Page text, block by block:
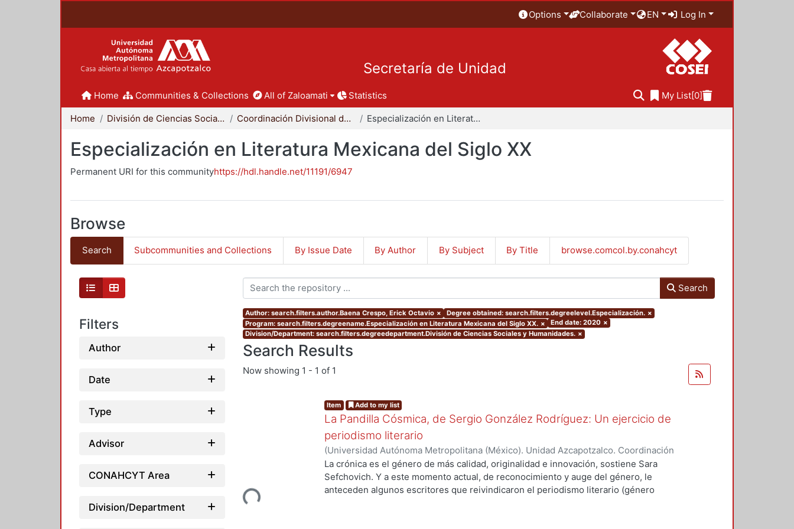
Options Collaborate EN Log In
Secretaría de Unidad
Home Communities & Collections All of Zaloamati Statistics My List[0]
Home División de Ciencias Sociales y Humanidades Coordinación Divisional de Posgrado Especialización en Literatura Mexicana del Siglo XX
Especialización en Literatura Mexicana del Siglo XX
Permanent URI for this communityhttps://hdl.handle.net/11191/6947
Browse
Search Subcommunities and Collections By Issue Date By Author By Subject By Title browse.comcol.by.conahcyt
Filters
Author
Date
Type
Advisor
CONAHCYT Area
Division/Department
Search
Author: search.filters.author.Baena Crespo, Erick Octavio × Degree obtained: search.filters.degreelevel.Especialización. ×
Program: search.filters.degreename.Especialización en Literatura Mexicana del Siglo XX. × End date: 2020 ×
Division/Department: search.filters.degreedepartment.División de Ciencias Sociales y Humanidades. ×
Search Results
Now showing 1 - 1 of 1
Loading...
Item Add to my list
La Pandilla Cósmica, de Sergio González Rodríguez: Un ejercicio de
periodismo literario
(Universidad Autónoma Metropolitana (México). Unidad Azcapotzalco. Coordinación
de Servicios de Información.,2020-11)Baena Crespo, Erick Octavio
La crónica es el género de más calidad, originalidad e innovación, sostiene Sara
Sefchovich. Y a este momento actual, de reconocimiento y auge del género, le
anteceden algunos escritores que reivindicaron el periodismo literario (género